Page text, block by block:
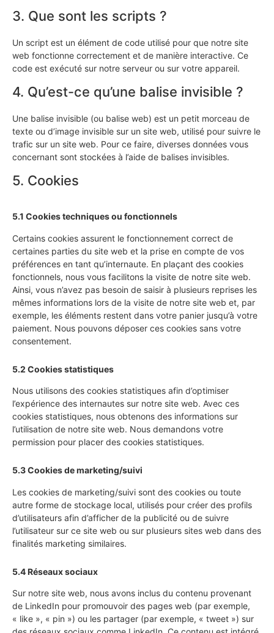
3. Que sont les scripts ?
Un script est un élément de code utilisé pour que notre site
web fonctionne correctement et de manière interactive. Ce
code est exécuté sur notre serveur ou sur votre appareil.
4. Qu’est-ce qu’une balise invisible ?
Une balise invisible (ou balise web) est un petit morceau de
texte ou d’image invisible sur un site web, utilisé pour suivre le
trafic sur un site web. Pour ce faire, diverses données vous
concernant sont stockées à l’aide de balises invisibles.
5. Cookies
5.1 Cookies techniques ou fonctionnels
Certains cookies assurent le fonctionnement correct de
certaines parties du site web et la prise en compte de vos
préférences en tant qu’internaute. En plaçant des cookies
fonctionnels, nous vous facilitons la visite de notre site web.
Ainsi, vous n’avez pas besoin de saisir à plusieurs reprises les
mêmes informations lors de la visite de notre site web et, par
exemple, les éléments restent dans votre panier jusqu’à votre
paiement. Nous pouvons déposer ces cookies sans votre
consentement.
5.2 Cookies statistiques
Nous utilisons des cookies statistiques afin d’optimiser
l’expérience des internautes sur notre site web. Avec ces
cookies statistiques, nous obtenons des informations sur
l’utilisation de notre site web. Nous demandons votre
permission pour placer des cookies statistiques.
5.3 Cookies de marketing/suivi
Les cookies de marketing/suivi sont des cookies ou toute
autre forme de stockage local, utilisés pour créer des profils
d’utilisateurs afin d’afficher de la publicité ou de suivre
l’utilisateur sur ce site web ou sur plusieurs sites web dans des
finalités marketing similaires.
5.4 Réseaux sociaux
Sur notre site web, nous avons inclus du contenu provenant
de LinkedIn pour promouvoir des pages web (par exemple,
« like », « pin ») ou les partager (par exemple, « tweet ») sur